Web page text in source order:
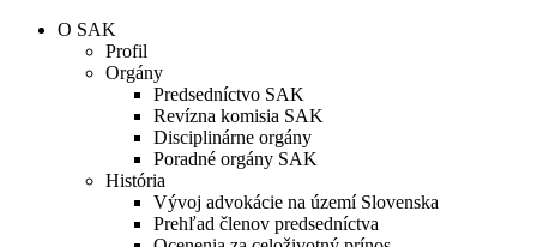
O SAK
Profil
Orgány
Predsedníctvo SAK
Revízna komisia SAK
Disciplinárne orgány
Poradné orgány SAK
História
Vývoj advokácie na území Slovenska
Prehľad členov predsedníctva